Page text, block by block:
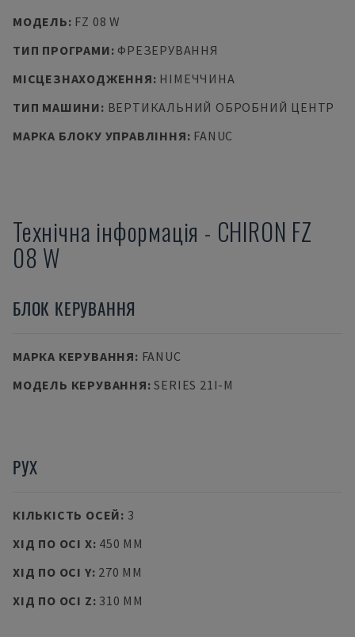
МОДЕЛЬ: FZ 08 W
ТИП ПРОГРАМИ: ФРЕЗЕРУВАННЯ
МІСЦЕЗНАХОДЖЕННЯ: НІМЕЧЧИНА
ТИП МАШИНИ: ВЕРТИКАЛЬНИЙ ОБРОБНИЙ ЦЕНТР
МАРКА БЛОКУ УПРАВЛІННЯ: FANUC
Технічна інформація - CHIRON FZ
08 W
БЛОК КЕРУВАННЯ
МАРКА КЕРУВАННЯ: FANUC
МОДЕЛЬ КЕРУВАННЯ:SERIES 21I-M
РУХ
КІЛЬКІСТЬ ОСЕЙ: 3
ХІД ПО ОСІ X: 450 MM
ХІД ПО ОСІ Y: 270 MM
ХІД ПО ОСІ Z: 310 MM